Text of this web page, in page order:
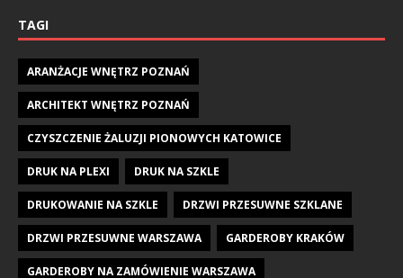
TAGI
ARANŻACJE WNĘTRZ POZNAŃ
ARCHITEKT WNĘTRZ POZNAŃ
CZYSZCZENIE ŻALUZJI PIONOWYCH KATOWICE
DRUK NA PLEXI DRUK NA SZKLE
DRUKOWANIE NA SZKLE DRZWI PRZESUWNE SZKLANE
DRZWI PRZESUWNE WARSZAWA GARDEROBY KRAKÓW
GARDEROBY NA ZAMÓWIENIE WARSZAWA